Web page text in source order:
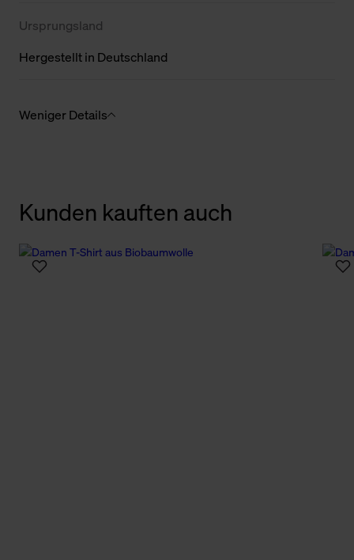
Ursprungsland
Hergestellt in Deutschland
Weniger Details
Kunden kauften auch